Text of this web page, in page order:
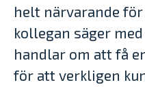
helt närvarande
kollegan säger
handlar om att få
för att verkligen